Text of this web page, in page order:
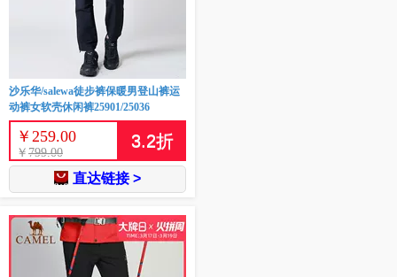
沙乐华/salewa徒步裤保暖男登山裤运
动裤女软壳休闲裤25901/25036
￥ 259.00
￥ 799.00
3.2折
直达链接 >